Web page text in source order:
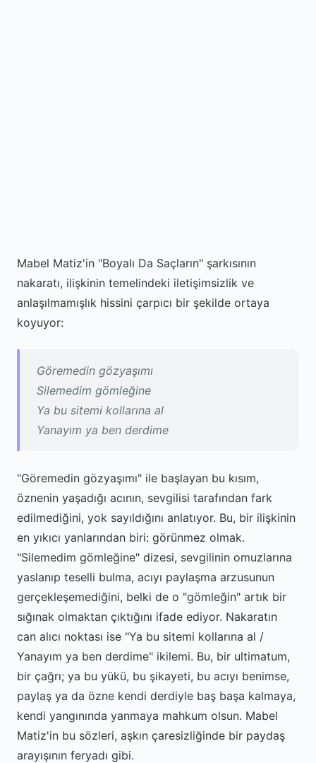
Mabel Matiz'in "Boyalı Da Saçların" şarkısının
nakaratı, ilişkinin temelindeki iletişimsizlik ve
anlaşılmamışlık hissini çarpıcı bir şekilde ortaya
koyuyor:
Göremedin gözyaşımı
Silemedim gömleğine
Ya bu sitemi kollarına al
Yanayım ya ben derdime
"Göremedin gözyaşımı" ile başlayan bu kısım,
öznenin yaşadığı acının, sevgilisi tarafından fark
edilmediğini, yok sayıldığını anlatıyor. Bu, bir ilişkinin
en yıkıcı yanlarından biri: görünmez olmak.
"Silemedim gömleğine" dizesi, sevgilinin omuzlarına
yaslanıp teselli bulma, acıyı paylaşma arzusunun
gerçekleşemediğini, belki de o "gömleğin" artık bir
sığınak olmaktan çıktığını ifade ediyor. Nakaratın
can alıcı noktası ise "Ya bu sitemi kollarına al /
Yanayım ya ben derdime" ikilemi. Bu, bir ultimatum,
bir çağrı; ya bu yükü, bu şikayeti, bu acıyı benimse,
paylaş ya da özne kendi derdiyle baş başa kalmaya,
kendi yangınında yanmaya mahkum olsun. Mabel
Matiz'in bu sözleri, aşkın çaresizliğinde bir paydaş
arayışının feryadı gibi.